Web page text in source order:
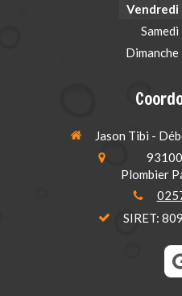
Vendredi
Samedi
Dimanche
Jason Tibi -
93100
Plombier
SIRET: